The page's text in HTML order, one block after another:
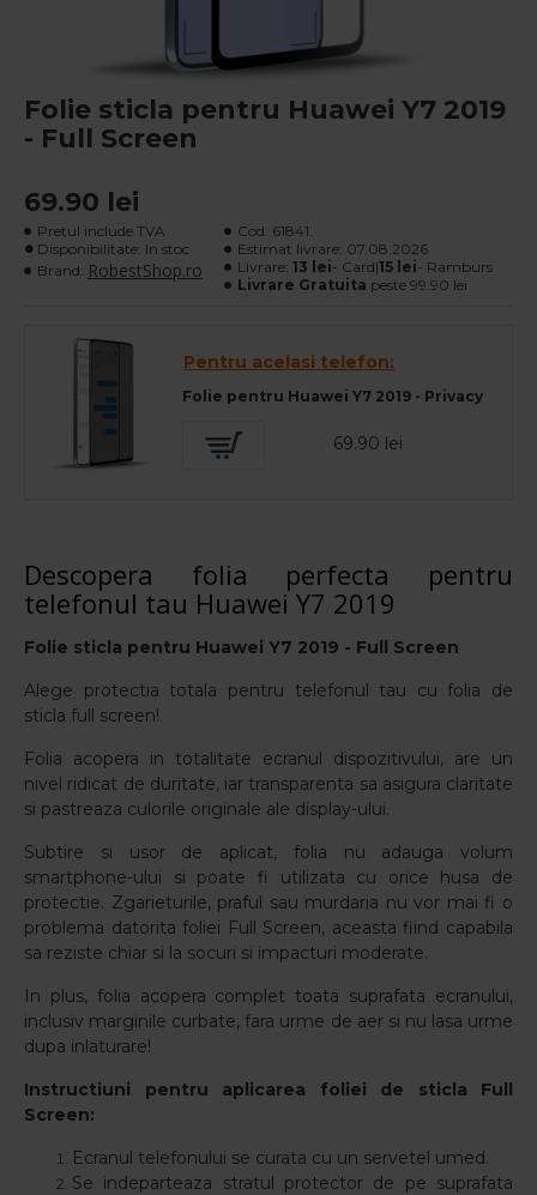
Folie sticla pentru Huawei Y7 2019
- Full Screen
69.90 lei
Pretul include TVA
Disponibilitate: In stoc
Brand: RobestShop.ro
Cod: 61841.
Estimat livrare: 07.08.2026
Livrare: 13 lei- Card|15 lei- Ramburs
Livrare Gratuita peste 99.90 lei
Pentru acelasi telefon:
Folie pentru Huawei Y7 2019 - Privacy
69.90 lei
Descopera folia perfecta pentru
telefonul tau Huawei Y7 2019
Folie sticla pentru Huawei Y7 2019 - Full Screen
Alege protectia totala pentru telefonul tau cu folia de
sticla full screen!
Folia acopera in totalitate ecranul dispozitivului, are un
nivel ridicat de duritate, iar transparenta sa asigura claritate
si pastreaza culorile originale ale display-ului.
Subtire si usor de aplicat, folia nu adauga volum
smartphone-ului si poate fi utilizata cu orice husa de
protectie. Zgarieturile, praful sau murdaria nu vor mai fi o
problema datorita foliei Full Screen, aceasta fiind capabila
sa reziste chiar si la socuri si impacturi moderate.
In plus, folia acopera complet toata suprafata ecranului,
inclusiv marginile curbate, fara urme de aer si nu lasa urme
dupa inlaturare!
Instructiuni pentru aplicarea foliei de sticla Full
Screen:
Ecranul telefonului se curata cu un servetel umed.
Se indeparteaza stratul protector de pe suprafata